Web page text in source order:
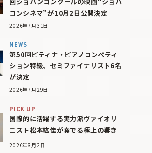
コンシネマ”が10月2日公開決定
2026年7月31日
NEWS
第50回ピティナ・ピアノコンペティ
ション特級、セミファイナリスト6名
が決定
2026年7月29日
PICK UP
国際的に活躍する実力派ヴァイオリ
ニスト松本紘佳が奏でる極上の響き
2026年8月2日